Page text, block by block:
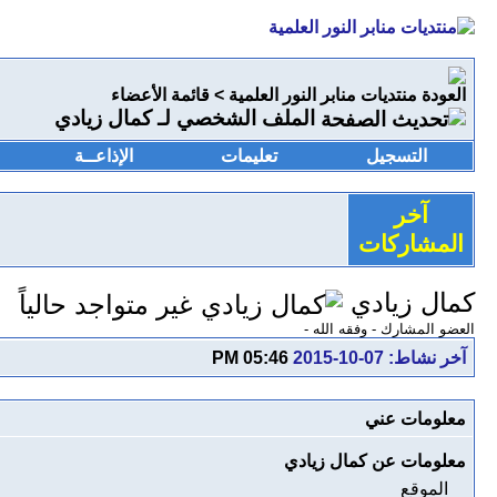
منتديات منابر النور العلمية > قائمة الأعضاء
الملف الشخصي لـ كمال زيادي
التسجيل تعليمات الإذاعــة
آخر
المشاركات
كمال زيادي
العضو المشارك - وفقه الله -
آخر نشاط: 05:46 PM
معلومات عني
معلومات عن كمال زيادي
الموقع